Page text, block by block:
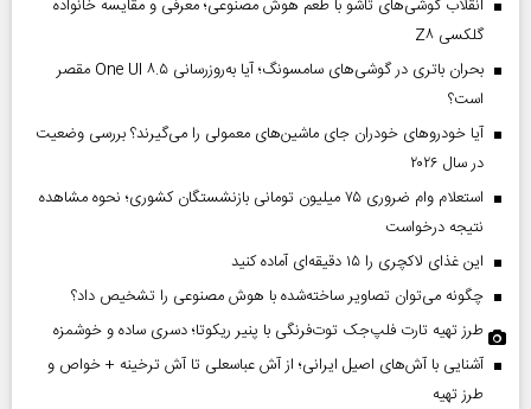
انقلاب گوشی‌های تاشو‌ با طعم هوش مصنوعی؛ معرفی و مقایسه خانواده
گلکسی Z۸
بحران باتری در گوشی‌های سامسونگ؛ آیا به‌روزرسانی One UI ۸.۵ مقصر
است؟
آیا خودروهای خودران جای ماشین‌های معمولی را می‌گیرند؟ بررسی وضعیت
در سال ۲۰۲۶
استعلام وام ضروری ۷۵ میلیون تومانی بازنشستگان کشوری؛ نحوه مشاهده
نتیجه درخواست
این غذای لاکچری را ۱۵ دقیقه‌ای آماده کنید
چگونه می‌توان تصاویر ساخته‌شده با هوش مصنوعی را تشخیص داد؟
طرز تهیه تارت فلپ‌جک توت‌فرنگی با پنیر ریکوتا؛ دسری ساده و خوشمزه
آشنایی با آش‌های اصیل ایرانی؛ از آش عباسعلی تا آش ترخینه + خواص و
طرز تهیه